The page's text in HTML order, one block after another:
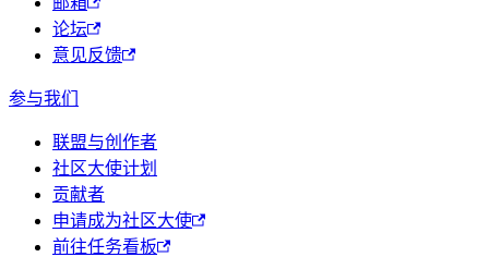
论坛
意见反馈
参与我们
联盟与创作者
社区大使计划
贡献者
申请成为社区大使
前往任务看板